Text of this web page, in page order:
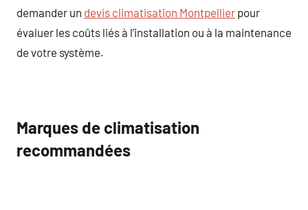
demander un devis climatisation Montpellier pour
évaluer les coûts liés à l’installation ou à la maintenance
de votre système.
Marques de climatisation
recommandées